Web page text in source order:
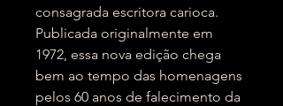
consagrada escritora carioca.
Publicada originalmente em
1972, essa nova edição chega
bem ao tempo das homenagens
pelos 60 anos de falecimento da